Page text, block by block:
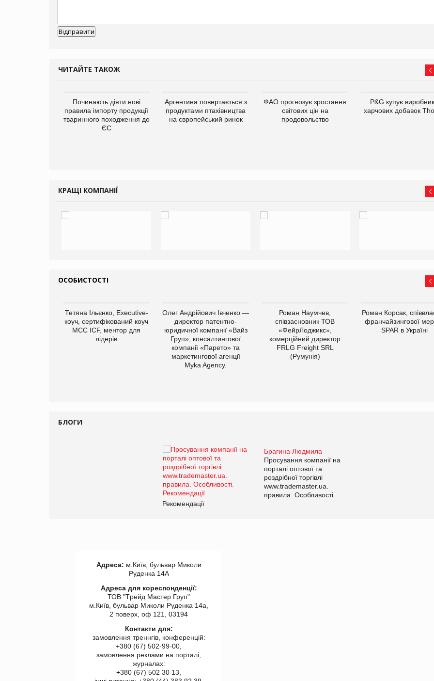
ЧИТАЙТЕ ТАКОЖ
Починають діяти нові
правила імпорту продукції
тваринного походження до
ЄС
Аргентина повертається з
продуктами птахівництва
на європейський ринок
ФАО прогнозує зростання
світових цін на
продовольство
P&G купує
харчових добавок
КРАЩІ КОМПАНІЇ
ОСОБИСТОСТІ
Тетяна Ільєнко, Executive-
коуч, сертифікований коуч
МСС ICF, ментор для
лідерів
Олег Андрійович Івченко —
директор патентно-
юридичної компанії «Вайз
Груп», консалтингової
компанії «Парето» та
маркетингової агенції
Myka Agency.
Роман Наумчев,
співзасновник ТОВ
«ФейрЛоджикс»,
комерційний директор
FRLG Freight SRL
(Румунія)
Роман Корсак,
франчайзингової
SPAR в Україні
БЛОГИ
Брагина Людмила
Просування компанії на
порталі оптової та
роздрібної торгівлі
www.trademaster.ua.
правила. Особливості.
Рекомендації
Адреса: м.Київ, бульвар Миколи
Руденка 14А
Адреса для кореспонденції:
ТОВ "Tрейд Мастер Груп"
м.Київ, бульвар Миколи Руденка 14а,
2 поверх, оф 121, 03194
Контакти для:
замовлення треннгів, конференцій:
+380 (67) 502-99-00,
замовлення реклами на порталі,
журналах:
+380 (67) 502 30 13,